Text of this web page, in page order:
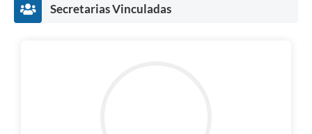
Secretarias Vinculadas